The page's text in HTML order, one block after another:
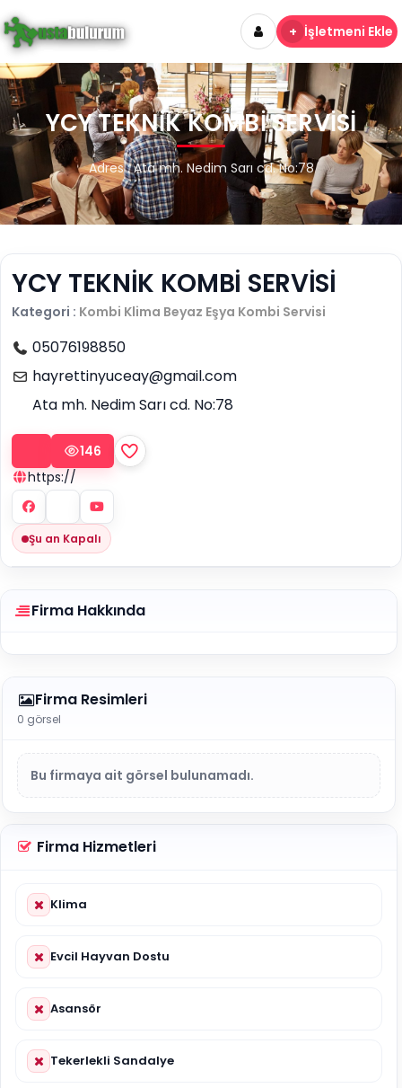
+ İşletmeni Ekle
YCY TEKNİK KOMBİ SERVİSİ
Adres : Ata mh. Nedim Sarı cd. No:78
YCY TEKNİK KOMBİ SERVİSİ
Kategori : Kombi Klima Beyaz Eşya Kombi Servisi
05076198850
hayrettinyuceay@gmail.com
Ata mh. Nedim Sarı cd. No:78
146
https://
Şu an Kapalı
Firma Hakkında
Firma Resimleri
0 görsel
Bu firmaya ait görsel bulunamadı.
Firma Hizmetleri
Klima
Evcil Hayvan Dostu
Asansör
Tekerlekli Sandalye